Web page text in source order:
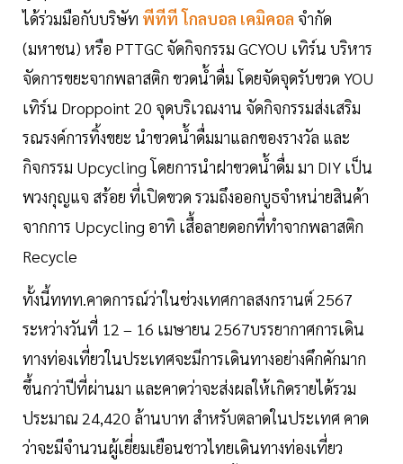
ได้ร่วมมือกับบริษัท พีทีที โกลบอล เคมิคอล จำกัด
(มหาชน) หรือ PTTGC จัดกิจกรรม GCYOU เทิร์น บริหาร
จัดการขยะจากพลาสติก ขวดน้ำดื่ม โดยจัดจุดรับขวด YOU
เทิร์น Droppoint 20 จุดบริเวณงาน จัดกิจกรรมส่งเสริม
รณรงค์การทิ้งขยะ นำขวดน้ำดื่มมาแลกของรางวัล และ
กิจกรรม Upcycling โดยการนำฝาขวดน้ำดื่ม มา DIY เป็น
พวงกุญแจ สร้อย ที่เปิดขวด รวมถึงออกบูธจำหน่ายสินค้า
จากการ Upcycling อาทิ เสื้อลายดอกที่ทำจากพลาสติก
Recycle
ทั้งนี้ททท.คาดการณ์ว่าในช่วงเทศกาลสงกรานต์ 2567
ระหว่างวันที่ 12 – 16 เมษายน 2567บรรยากาศการเดิน
ทางท่องเที่ยวในประเทศจะมีการเดินทางอย่างคึกคักมาก
ขึ้นกว่าปีที่ผ่านมา และคาดว่าจะส่งผลให้เกิดรายได้รวม
ประมาณ 24,420 ล้านบาท สำหรับตลาดในประเทศ คาด
ว่าจะมีจำนวนผู้เยี่ยมเยือนชาวไทยเดินทางท่องเที่ยว